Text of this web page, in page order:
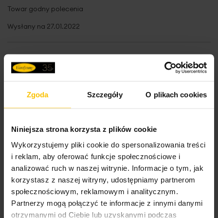
Zgoda Szczegóły O plikach cookies
Niniejsza strona korzysta z plików cookie
Wykorzystujemy pliki cookie do spersonalizowania treści
i reklam, aby oferować funkcje społecznościowe i
analizować ruch w naszej witrynie. Informacje o tym, jak
korzystasz z naszej witryny, udostępniamy partnerom
społecznościowym, reklamowym i analitycznym.
Partnerzy mogą połączyć te informacje z innymi danymi
otrzymanymi od Ciebie lub uzyskanymi podczas
Waga netto 490 g
Dane techniczne:
szerokość: 70 cm
długość: 140 cm
skład: 100% bawełna
Metka z instrukcją prania jest wszyta w górnym rogu
każdego ręcznika. Ręczniki kolorowe przed użytkowaniem
należy wyprać trzykrotnie bez użycia środków
zmiękczających. Podobne kolory powinny być prane
razem. Ręczniki wykonane metodą pętelkową. Ten typ
produkcji wymaga parafinowania włókien w celu ich
ochrony podczas procesu tkania produktu. We wstępnej
fazie użytkowania ręczników pojawia się pylenie, które jest
wynikiem wykruszania się parafiny z włókien. Nie jest ono
Towar godny polecenia
Wysłany na 27.01.2022
High-contrast mode
To może Cię zainteresować
Opinie potwierdzone zakupem